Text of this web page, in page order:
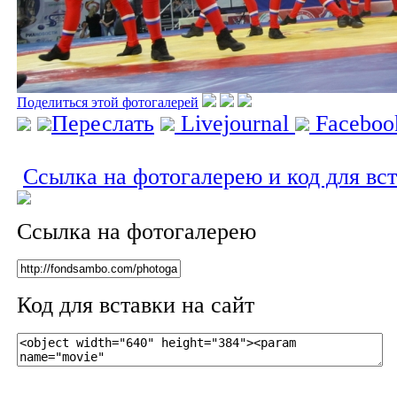
Поделиться этой фотогалерей
Переслать Livejournal
Ссылка на фотогалерею и код для
Ссылка на фотогалерею
Код для вставки на сайт